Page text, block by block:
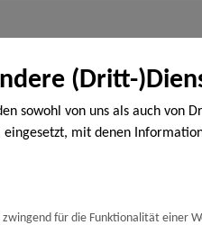
(Dritt-
sowohl von uns als auch von
eingesetzt, mit denen
von Ihrem Endgerät
Cookies. Bei den
technisch notwendig sind, um
zwingend für die Funktionalität einer